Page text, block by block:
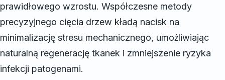
prawidłowego wzrostu. Współczesne metody
precyzyjnego cięcia drzew kładą nacisk na
minimalizację stresu mechanicznego, umożliwiając
naturalną regenerację tkanek i zmniejszenie ryzyka
infekcji patogenami.